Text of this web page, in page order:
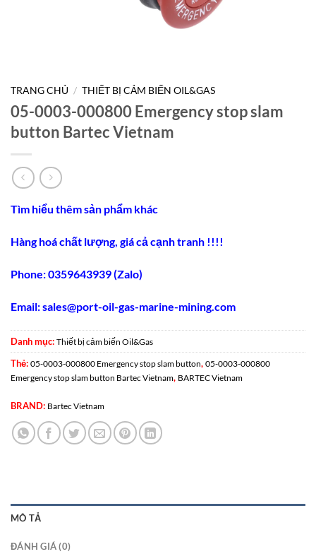
TRANG CHỦ / THIẾT BỊ CẢM BIẾN OIL&GAS
05-0003-000800 Emergency stop slam
button Bartec Vietnam
Tìm hiểu thêm sản phẩm khác
Hàng hoá chất lượng, giá cả cạnh tranh !!!!
Phone: 0359643939 (Zalo)
Email:sales@port-oil-gas-marine-mining.com
Danh mục: Thiết bị cảm biến Oil&Gas
Thẻ: 05-0003-000800 Emergency stop slam button, 05-0003-000800
Emergency stop slam button Bartec Vietnam, BARTEC Vietnam
BRAND: Bartec Vietnam
MÔ TẢ
ĐÁNH GIÁ (0)